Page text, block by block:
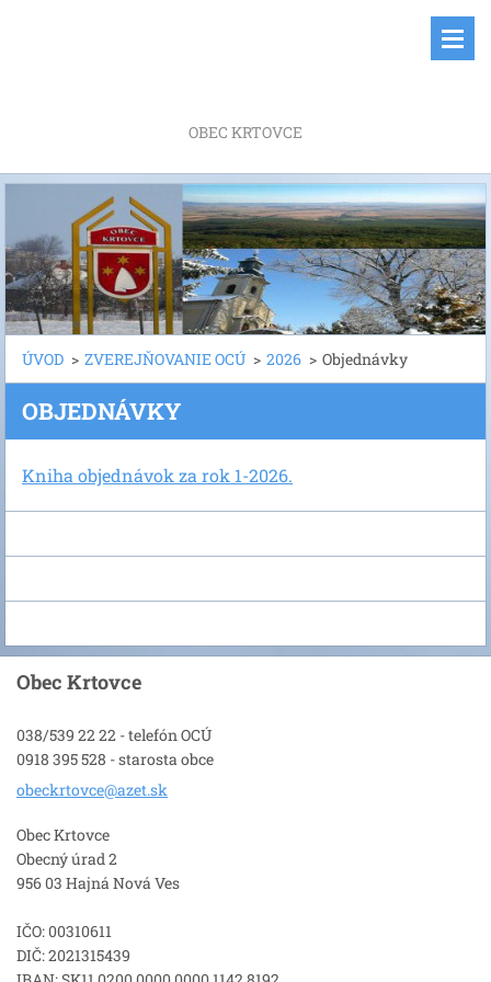
OBEC KRTOVCE
ÚVOD > ZVEREJŇOVANIE OCÚ > 2026 > Objednávky
OBJEDNÁVKY
Kniha objednávok za rok 1-2026.
Obec Krtovce
038/539 22 22 - telefón OCÚ
0918 395 528 - starosta obce
obeckrtovce@azet.sk
Obec Krtovce
Obecný úrad 2
956 03 Hajná Nová Ves
IČO: 00310611
DIČ: 2021315439